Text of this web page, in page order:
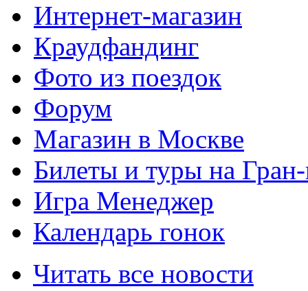
Интернет-магазин
Краудфандинг
Фото из поездок
Форум
Магазин в Москве
Билеты и туры на
Игра Менеджер
Календарь гонок
Читать все новости